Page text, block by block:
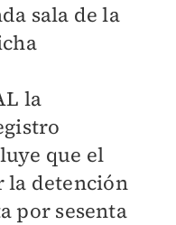
sala de la
la
que el
la detención
por sesenta